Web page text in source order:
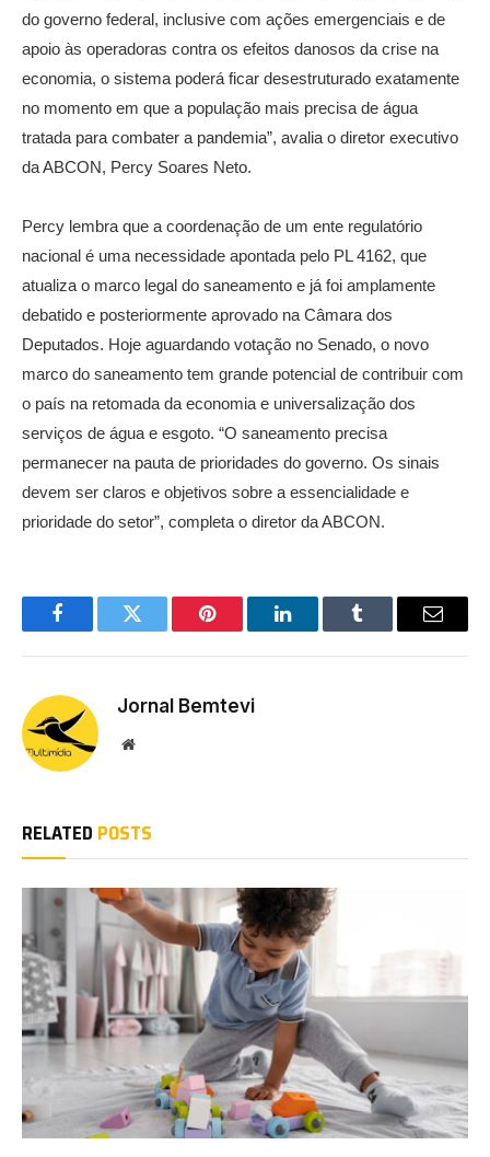
do governo federal, inclusive com ações emergenciais e de
apoio às operadoras contra os efeitos danosos da crise na
economia, o sistema poderá ficar desestruturado exatamente
no momento em que a população mais precisa de água
tratada para combater a pandemia”, avalia o diretor executivo
da ABCON, Percy Soares Neto.
Percy lembra que a coordenação de um ente regulatório
nacional é uma necessidade apontada pelo PL 4162, que
atualiza o marco legal do saneamento e já foi amplamente
debatido e posteriormente aprovado na Câmara dos
Deputados. Hoje aguardando votação no Senado, o novo
marco do saneamento tem grande potencial de contribuir com
o país na retomada da economia e universalização dos
serviços de água e esgoto. “O saneamento precisa
permanecer na pauta de prioridades do governo. Os sinais
devem ser claros e objetivos sobre a essencialidade e
prioridade do setor”, completa o diretor da ABCON.
FacebookTwitter Pinterest LinkedInTumblr Email
Jornal Bemtevi
Website
RELATED POSTS